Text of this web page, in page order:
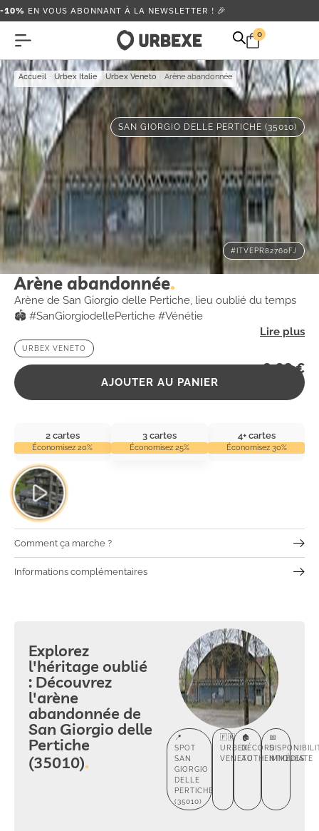
-10% EN VOUS ABONNANT À LA NEWSLETTER ! 🎉
0
Accueil - Urbex Italie - Urbex Veneto - Arène abandonnée
SAN GIORGIO DELLE PERTICHE (35010)
#ITVEPR82760FJ
Arène abandonnée
Arène de San Giorgio delle Pertiche, lieu oublié du temps
🏟️ #SanGiorgiodellePertiche #Vénétie
URBEX VENETO
2,99€
AJOUTER AU PANIER
2 cartes
Économisez 20%
3 cartes
Économisez 25%
4+ cartes
Économisez 30%
Comment ça marche ?
Informations complémentaires
Explorez
l'héritage oublié
: Découvrez
l'arène
abandonnée de
San Giorgio delle
Pertiche
(35010)
📍
SPOT
SAN
GIORGIO
DELLE
PERTICHE
(35010)
🇫🇷
URBEX
VENETO
🏚️
DÉCORS
AUTHENTIQUES
📅
IMMÉDIATE